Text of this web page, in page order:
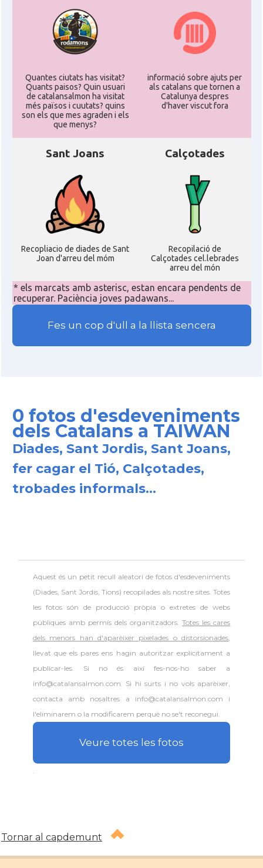
Quantes ciutats has visitat?
Quants paisos? Quin usuari
de catalansalmon ha visitat
més països i cuutats? quins
son els que mes agraden i els
que menys?
informació sobre ajuts per
als catalans que tornen a
Catalunya despres
d'haver viscut fora
Sant Joans
Recopliacio de diades de Sant
Joan d'arreu del móm
Calçotades
Recopilació de
Calçotades cel.lebrades
arreu del món
* els marcats amb asterisc, estan encara pendents de
recuperar. Paciència joves padawans...
Fes un cop d'ull a la llista sencera
0 fotos d'esdeveniments
dels Catalans a TAIWAN
Diades, Sant Jordis, Sant Joans,
fer cagar el Tió, Calçotades,
trobades informals...
Aquest és un petit recull aleatori defotos d'esdeveniments
(Diades, Sant Jordis, Tions) recopilades als nostre sites. Totes
les fotos són de producció pròpia o extretes de webs
públiques amb permís dels organitzadors.Totes les cares
dels menors han d'aparèixer pixelades o distorsionades,
llevat que els pares ens hagin autoritzar explícitament a
publicar-les. Si no és així fes-nos-ho saber a
info@catalansalmon.com. Si hi surts i no vols aparèixer,
contacta amb nosaltres a info@catalansalmon.com i
l'eliminarem o la modificarem perquè no se't reconegui.
Veure totes les fotos
Tornar al capdemunt